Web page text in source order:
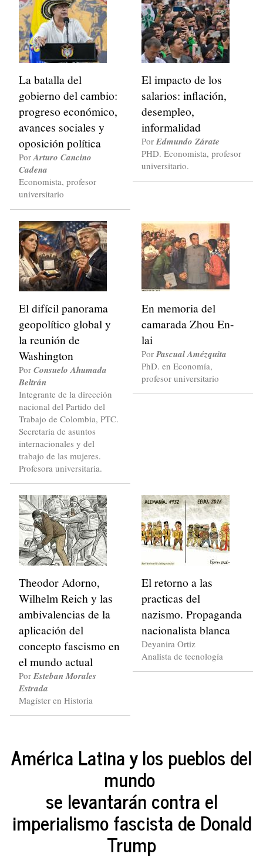
La batalla del
gobierno del cambio:
progreso económico,
avances sociales y
oposición política
PorArturo Cancino
Cadena
Economista, profesor
universitario
El impacto de los
salarios: inflación,
desempleo,
informalidad
PorEdmundo Zárate
PHD. Economista, profesor
universitario.
El difícil panorama
geopolítico global y
la reunión de
Washington
PorConsuelo Ahumada
Beltrán
Integrante de la dirección
nacional del Partido del
Trabajo de Colombia, PTC.
Secretaria de asuntos
internacionales y del
trabajo de las mujeres.
Profesora universitaria.
En memoria del
camarada Zhou En-
lai
PorPascual Amézquita
PhD. en Economía,
profesor universitario
Theodor Adorno,
Wilhelm Reich y las
ambivalencias de la
aplicación del
concepto fascismo en
el mundo actual
PorEsteban Morales
Estrada
Magíster en Historia
El retorno a las
practicas del
nazismo. Propaganda
nacionalista blanca
Deyanira Ortiz
Analista de tecnología
América Latina y los pueblos del
mundo
se levantarán contra el
imperialismo fascista de Donald
Trump